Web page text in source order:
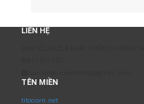
LIÊN HỆ
TÊN MIỀN
titocovn.net